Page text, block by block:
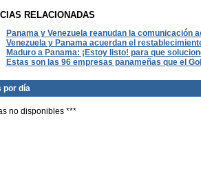
RELACIONADAS
Panama y Venezuela reanudan la comunicación
Venezuela y Panama acuerdan el
Maduro a Panama: ¡Estoy listo! para que
Estas son las 96 empresas panameñas que el
por día
no disponibles ***